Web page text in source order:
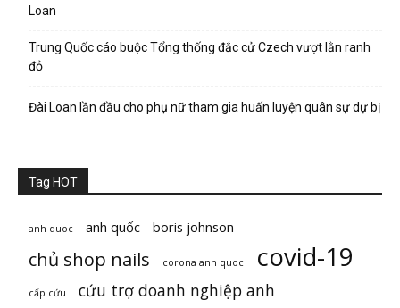
Loan
Trung Quốc cáo buộc Tổng thống đắc cử Czech vượt lằn ranh
đỏ
Đài Loan lần đầu cho phụ nữ tham gia huấn luyện quân sự dự bị
Tag HOT
anh quoc anh quốc boris johnson
chủ shop nails corona anh quoc covid-19
cấp cứu cứu trợ doanh nghiệp anh